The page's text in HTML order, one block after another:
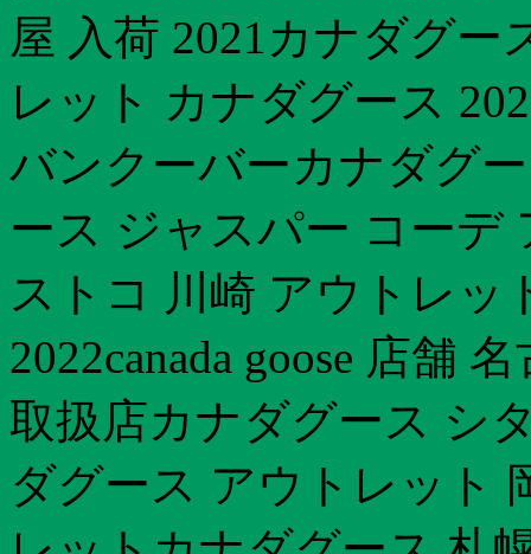
屋 入荷 2021カナダグ
レット カナダグース
バンクーバーカナダグ
ース ジャスパー コーデ
ストコ 川崎 アウトレッ
2022canada goose 店舗
取扱店カナダグース シ
ダグース アウトレット